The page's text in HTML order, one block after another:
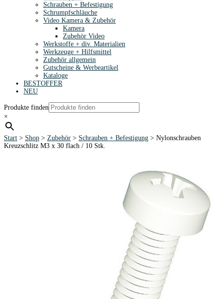
Schrauben + Befestigung
Schrumpfschläuche
Video Kamera & Zubehör
Kamera
Zubehör Video
Werkstoffe + div. Materialien
Werkzeuge + Hilfsmittel
Zubehör allgemein
Gutscheine & Werbeartikel
Kataloge
BESTOFFER
NEU
Produkte finden
×
Start > Shop > Zubehör > Schrauben + Befestigung > Nylonschrauben
Kreuzschlitz M3 x 30 flach / 10 Stk.